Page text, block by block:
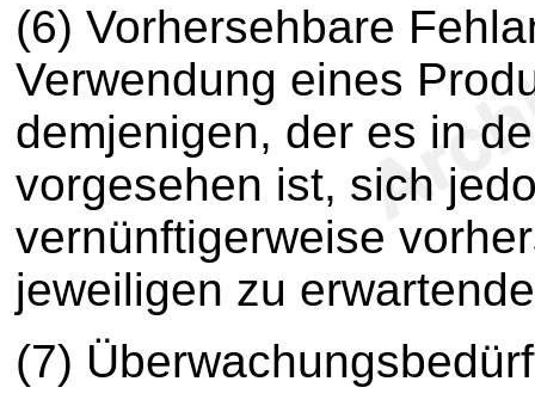
(6) Vorhersehbare
Verwendung eines
demjenigen, der es in
vorgesehen ist, sich
vernünftigerweise
jeweiligen zu
(7)